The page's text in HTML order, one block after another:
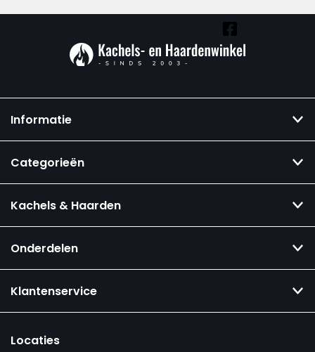
Informatie
Categorieën
Kachels & Haarden
Onderdelen
Klantenservice
Locaties